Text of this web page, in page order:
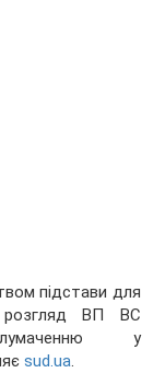
підстави для
розгляд ВП ВС
у
sud.ua.